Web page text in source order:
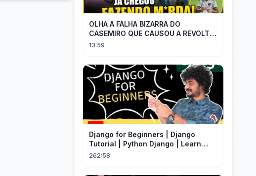
OLHA A FALHA BIZARRA DO
CASEMIRO QUE CAUSOU A REVOLTA
DOS TORCEDORES DO SEU NOVO
13:59
Django for Beginners | Django
Tutorial | Python Django | Learn
Django Framework
262:58